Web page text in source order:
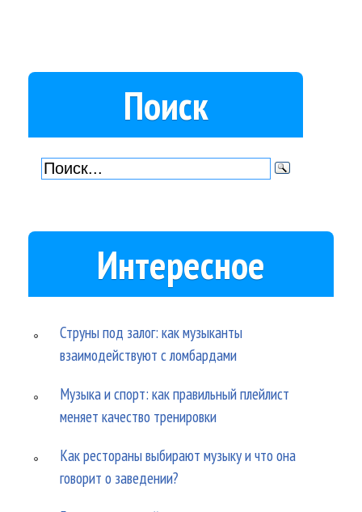
Поиск
Интересное
Струны под залог: как музыканты
взаимодействуют с ломбардами
Музыка и спорт: как правильный плейлист
меняет качество тренировки
Как рестораны выбирают музыку и что она
говорит о заведении?